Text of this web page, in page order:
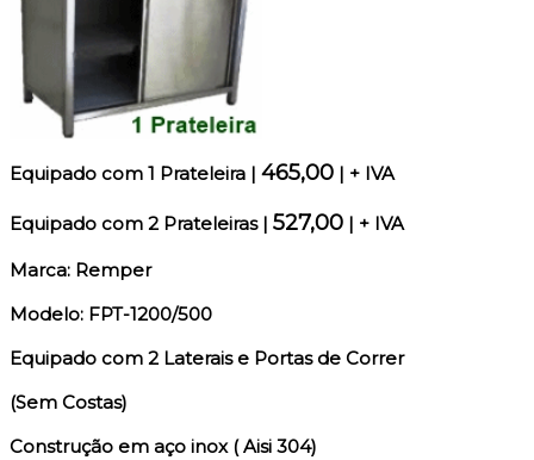
Equipado com 1 Prateleira | 465,00 | + IVA
Equipado com 2 Prateleiras| 527,00 | + IVA
Marca: Remper
Modelo: FPT-1200/500
Equipado com 2 Laterais e Portas de Correr
(Sem Costas)
Construção em aço inox ( Aisi 304)